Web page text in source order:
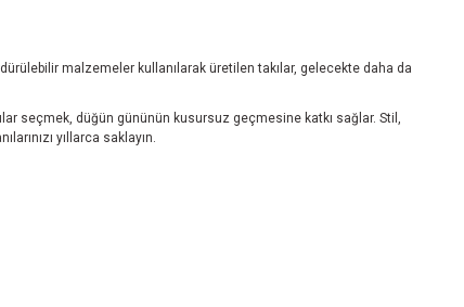
malzemeler kullanılarak üretilen takılar, gelecekte daha da
seçmek, düğün gününün kusursuz geçmesine katkı sağlar. Stil,
yıllarca saklayın.